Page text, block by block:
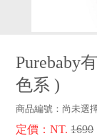
客服專區
Purebaby
色系 )
商品編號： 尚未選
定價：NT.1690